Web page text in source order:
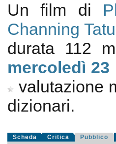
Un film di
Channing
durata 112
mercoledì 23
valutazione
dizionari.
Scheda Critica Pubblico